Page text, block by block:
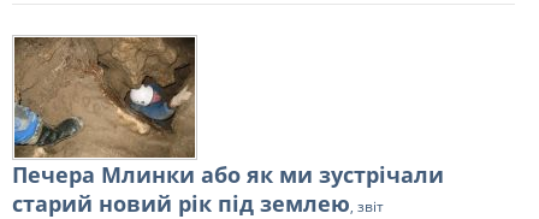
Печера Млинки або як ми зустрічали
старий новий рік під землею, звіт